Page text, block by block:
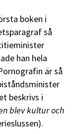
boken i
så
han hela
är så
beskrivs i
blev kultur och